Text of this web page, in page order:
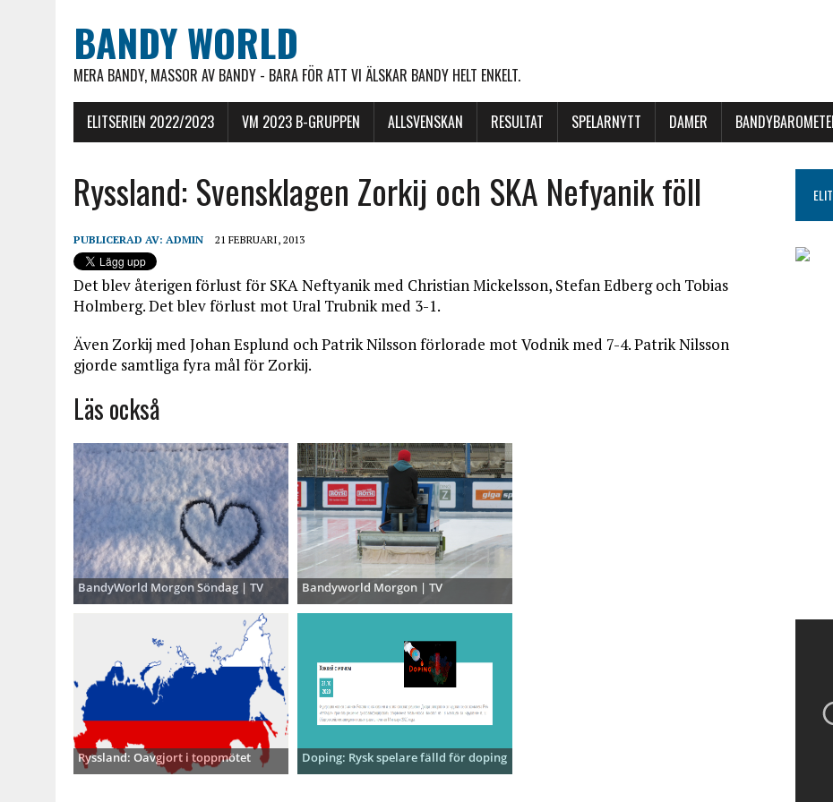
BANDY WORLD
MERA BANDY, MASSOR AV BANDY - BARA FÖR ATT VI ÄLSKAR BANDY HELT ENKELT.
ELITSERIEN 2022/2023 VM 2023 B-GRUPPEN ALLSVENSKAN RESULTAT SPELARNYTT DAMER
Ryssland: Svensklagen Zorkij och SKA Nefyanik föll
PUBLICERAD AV: ADMIN 21 FEBRUARI, 2013
Det blev återigen förlust för SKA Neftyanik med Christian Mickelsson, Stefan Edberg och Tobias
Holmberg. Det blev förlust mot Ural Trubnik med 3-1.
Även Zorkij med Johan Esplund och Patrik Nilsson förlorade mot Vodnik med 7-4. Patrik Nilsson
gjorde samtliga fyra mål för Zorkij.
Läs också
BandyWorld Morgon Söndag | TV Bandyworld Morgon | TV
Ryssland: Oavgjort i toppmötet Doping: Rysk spelare fälld för doping